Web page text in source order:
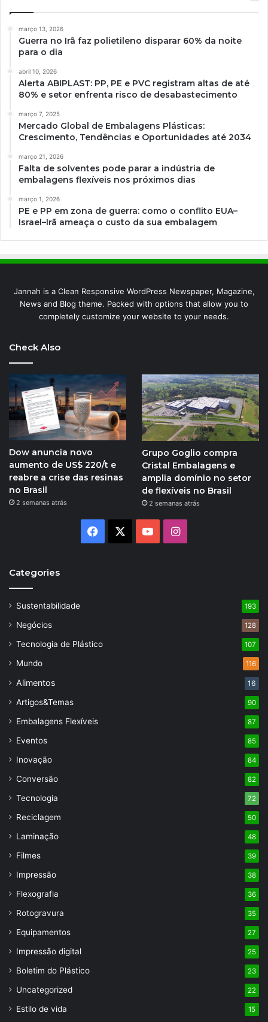
março 13, 2026
Guerra no Irã faz polietileno disparar 60% da noite
para o dia
abril 10, 2026
Alerta ABIPLAST: PP, PE e PVC registram altas de até
80% e setor enfrenta risco de desabastecimento
março 7, 2025
Mercado Global de Embalagens Plásticas:
Crescimento, Tendências e Oportunidades até 2034
março 21, 2026
Falta de solventes pode parar a indústria de
embalagens flexíveis nos próximos dias
março 1, 2026
PE e PP em zona de guerra: como o conflito EUA–
Israel–Irã ameaça o custo da sua embalagem
Jannah is a Clean Responsive WordPress Newspaper, Magazine,
News and Blog theme. Packed with options that allow you to
completely customize your website to your needs.
Check Also
Dow anuncia novo
aumento de US$ 220/t e
reabre a crise das resinas
no Brasil
2 semanas atrás
Grupo Goglio compra
Cristal Embalagens e
amplia domínio no setor
de flexíveis no Brasil
2 semanas atrás
Facebook YouTubeInstagram
Categories
Sustentabilidade 193
Negócios 128
Tecnologia de Plástico 107
Mundo 116
Alimentos 16
Artigos&Temas 90
Embalagens Flexíveis 87
Eventos 85
Inovação 84
Conversão 82
Tecnologia 72
Reciclagem 50
Laminação 48
Filmes 39
Impressão 38
Flexografia 36
Rotogravura 35
Equipamentos 27
Impressão digital 25
Boletim do Plástico 23
Uncategorized 22
Estilo de vida 15